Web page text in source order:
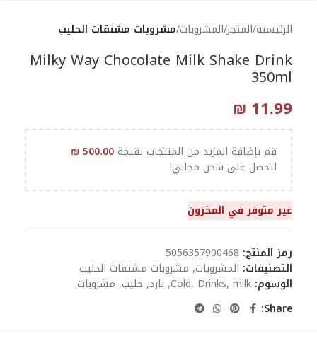
الرئيسية المتجر المشروبات مشروبات مشتقات الحليب
Milky Way Chocolate Milk Shake Drink
350ml
₪ 11.99
قم بإضافة المزيد من المنتجات بقيمة ₪500.00
لتحصل على شحن مجاني!
غير متوفر في المخزون
رمز المنتج: 5056357900468
التصنيفات: المشروبات, مشروبات مشتقات الحليب
الوسوم:
Cold, Drinks, milk
, بارد, حليب, مشروبات
Share: